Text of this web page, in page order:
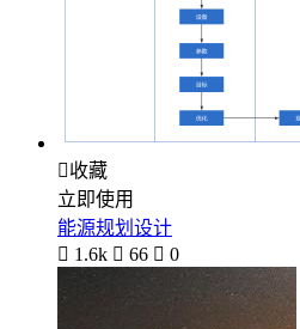
收藏
立即使用
能源规划设计
 1.6k  66  0